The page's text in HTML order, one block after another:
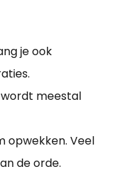
je ook
meestal
opwekken. Veel
de orde.